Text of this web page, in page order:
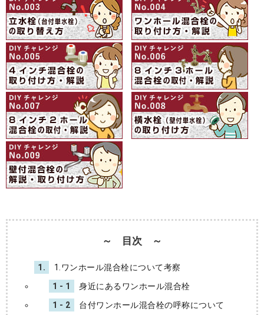
～ 目次 ～
1.
1.ワンホール混合栓について考察
1 - 1
身近にあるワンホール混合栓
1 - 2
台付ワンホール混合栓の呼称について